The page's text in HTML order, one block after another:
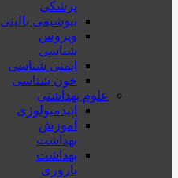
پزشكی
بیوشیمی بالینی
ویروس
شناسی
ایمنی شناسی
خون شناسی
علوم بهداشتی
اپیدمیولوژی
آموزش
بهداشت
بهداشت
باروری